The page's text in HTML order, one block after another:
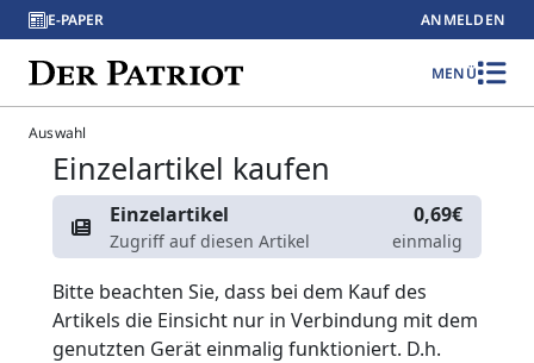
E-PAPER ANMELDEN
MENÜ
Auswahl
Einzelartikel kaufen
Einzelartikel
Zugriff auf diesen Artikel
0,69€
einmalig
Bitte beachten Sie, dass bei dem Kauf des
Artikels die Einsicht nur in Verbindung mit dem
genutzten Gerät einmalig funktioniert. D.h.